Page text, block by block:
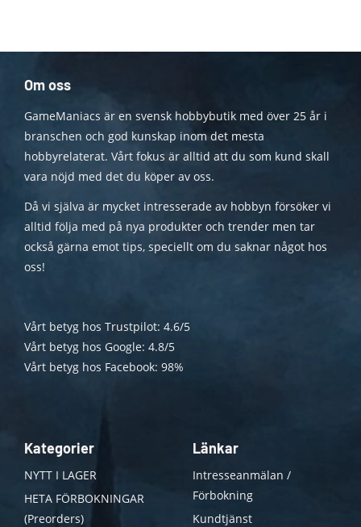
Om oss
GameManiacs är en svensk hobbybutik med över 25 år i
branschen och god kunskap inom det mesta
hobbyrelaterat. Vårt fokus är alltid att du som kund skall
vara nöjd med det du köper av oss.
Då vi själva är mycket intresserade av hobbyn försöker vi
alltid följa med på nya produkter och trender men tar
också gärna emot tips, speciellt om du saknar något hos
oss!
Vårt betyg hos Trustpilot: 4.6/5
Vårt betyg hos Google: 4.8/5
Vårt betyg hos Facebook: 98%
Kategorier
NYTT I LAGER
HETA FÖRBOKNINGAR
(Preorders)
Länkar
Intresseanmälan /
Förbokning
Kundtjänst